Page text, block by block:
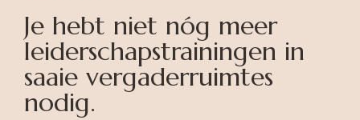
Je hebt niet nóg meer
leiderschapstrainingen in
saaie vergaderruimtes
nodig.